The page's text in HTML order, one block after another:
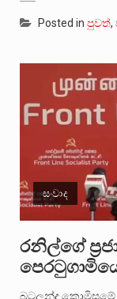
Posted in පුවත්,
සංවාද
රනිල්ගේ
බටලන්ද කොමිසමේ